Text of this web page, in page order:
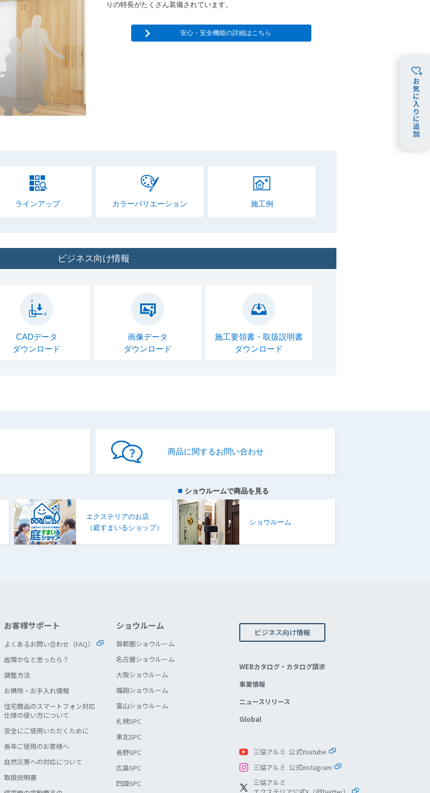
りの特長がたくさん装備されています。
安心・安全機能の詳細はこちら
ラインアップ カラーバリエーション 施工例
ビジネス向け情報
CADデータ
ダウンロード
画像データ
ダウンロード
施工要領書・取扱説明書
ダウンロード
商品に関するお問い合わせ
エクステリアのお店
（庭すまいるショップ）
ショウルームで商品を見る
ショウルーム
お客様サポート
よくあるお問い合わせ（FAQ）
故障かなと思ったら？
調整方法
お掃除・お手入れ情報
住宅商品のスマートフォン対応
仕様の使い方について
安全にご使用いただくために
長年ご使用のお客様へ
自然災害への対応について
取扱説明書
ショウルーム
首都圏ショウルーム
名古屋ショウルーム
大阪ショウルーム
福岡ショウルーム
富山ショウルーム
札幌SPC
東北SPC
長野SPC
広島SPC
四国SPC
ビジネス向け情報
WEBカタログ・カタログ請求
事業情報
ニュースリリース
Global
三協アルミ 公式Youtube
三協アルミ 公式Instagram
三協アルミ